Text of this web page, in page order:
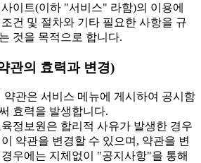
이트(이하 "서비스" 라함)의 이용에
건 및 절차와 기타 필요한 사항을 규
것을 목적으로 합니다.
관의 효력과 변경)
관은 서비스 메뉴에 게시하여 공시함
효력을 발생합니다.
정보원은 합리적 사유가 발생한 경우
약관을 변경할 수 있으며, 약관을 변
우에는 지체없이 "공지사항"을 통해